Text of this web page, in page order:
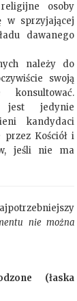
osoby
w sprzyjającej
dawanego
należy do
swoją
jest jedynie
kandydaci
przez Kościół i
jeśli nie ma
nie można
(łaska